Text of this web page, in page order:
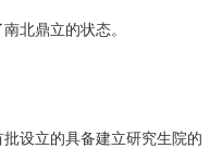
北鼎立的状态。
设立的具备建立研究生院的